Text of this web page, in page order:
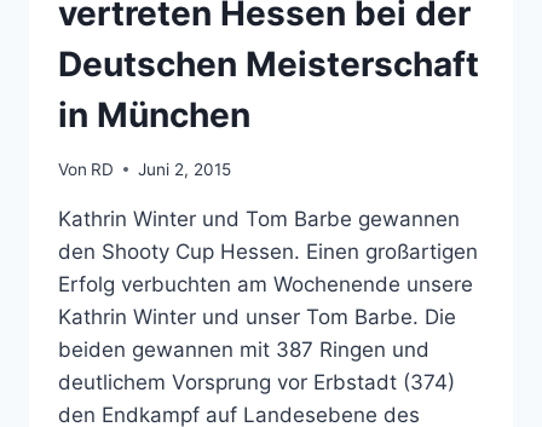
vertreten Hessen bei der
Deutschen Meisterschaft
in München
Von RD Juni 2, 2015
Kathrin Winter und Tom Barbe gewannen
den Shooty Cup Hessen. Einen großartigen
Erfolg verbuchten am Wochenende unsere
Kathrin Winter und unser Tom Barbe. Die
beiden gewannen mit 387 Ringen und
deutlichem Vorsprung vor Erbstadt (374)
den Endkampf auf Landesebene des